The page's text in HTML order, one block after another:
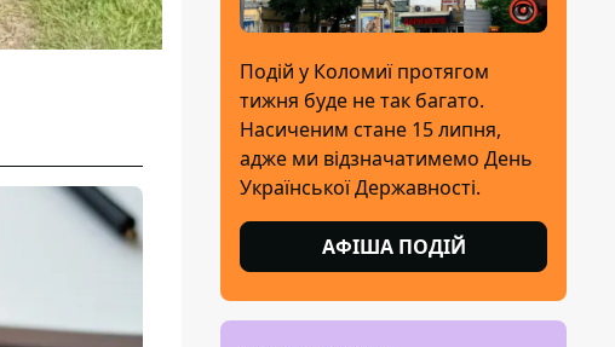
Подій у Коломиї протягом
тижня буде не так багато.
Насиченим стане 15 липня,
адже ми відзначатимемо День
Української Державності.
АФІША ПОДІЙ